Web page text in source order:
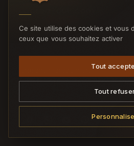
matières pour les
artisans maroquiniers,
selliers et passionnés du
Ce site utilise des cookies et vous
ceux que vous souhaitez activer
Tout
Tout